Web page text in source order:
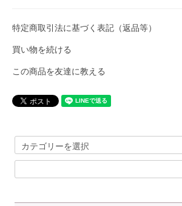
特定商取引法に基づく表記（返品等）
買い物を続ける
この商品を友達に教える